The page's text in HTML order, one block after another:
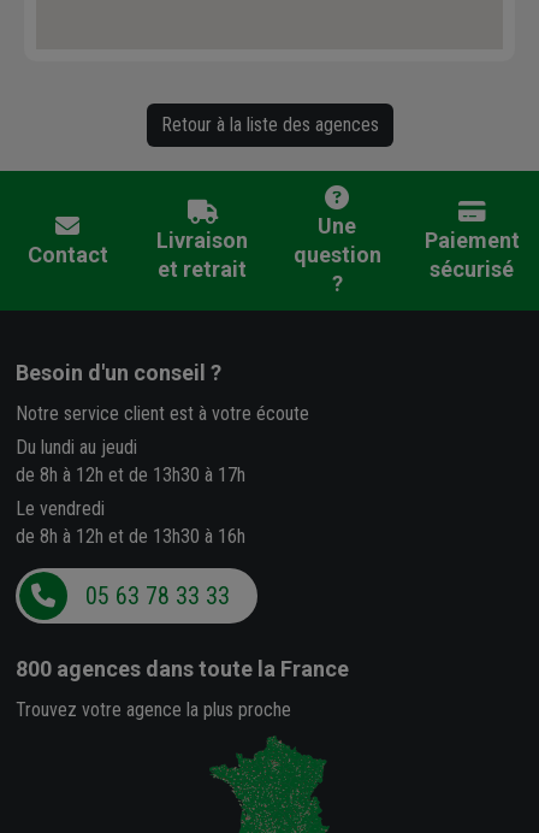
Retour à la liste des agences
Contact
Livraison
et retrait
Une
question
?
Paiement
sécurisé
Besoin d'un conseil ?
Notre service client est à votre écoute
Du lundi au jeudi
de 8h à 12h et de 13h30 à 17h
Le vendredi
de 8h à 12h et de 13h30 à 16h
05 63 78 33 33
800 agences dans toute la France
Trouvez votre agence la plus proche